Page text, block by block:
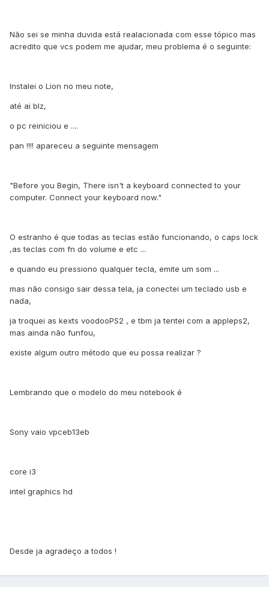
Não sei se minha duvida está realacionada com esse tópico mas
acredito que vcs podem me ajudar, meu problema é o seguinte:
Instalei o Lion no meu note,
até ai blz,
o pc reiniciou e ....
pan !!!! apareceu a seguinte mensagem
"Before you Begin, There isn't a keyboard connected to your
computer. Connect your keyboard now."
O estranho é que todas as teclas estão funcionando, o caps lock
,as teclas com fn do volume e etc ...
e quando eu pressiono qualquer tecla, emite um som ...
mas não consigo sair dessa tela, ja conectei um teclado usb e
nada,
ja troquei as kexts voodooPS2 , e tbm ja tentei com a appleps2,
mas ainda não funfou,
existe algum outro método que eu possa realizar ?
Lembrando que o modelo do meu notebook é
Sony vaio vpceb13eb
core i3
intel graphics hd
Desde ja agradeço a todos !